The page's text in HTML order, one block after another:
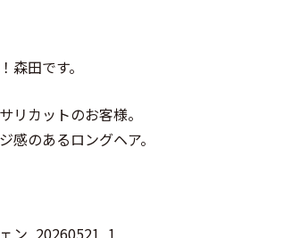
森田です。
リカットのお客様。
感のあるロングヘア。